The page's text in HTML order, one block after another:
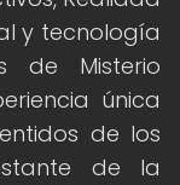
y tecnología
de Misterio
única
de los
de la